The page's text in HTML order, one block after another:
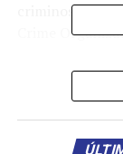
criminosos.
Crime
“Assim que
Brasnorte,
frustraram a